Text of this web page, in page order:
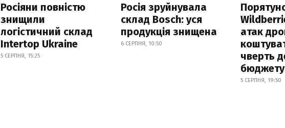
Росіяни повністю
знищили
логістичний склад
Intertop Ukraine
5 СЕРПНЯ, 15:25
Росія зруйнувала
склад Bosch: уся
продукція знищена
6 СЕРПНЯ, 10:50
атак
чверть
5 СЕРПНЯ, 19:50